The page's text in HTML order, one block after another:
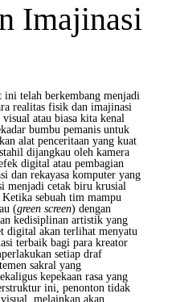
Imajinasi
ini telah berkembang menjadi
realitas fisik dan imajinasi
atau biasa kita kenal
bumbu pemanis untuk
alat penceritaan yang kuat
dijangkau oleh kamera
digital atau pembagian
dan rekayasa komputer yang
menjadi cetak biru krusial
sebuah tim mampu
(green screen) dengan
kedisiplinan artistik yang
digital akan terlihat menyatu
terbaik bagi para kreator
setiap draf
sakral yang
kepekaan rasa yang
ini, penonton tidak
melainkan akan